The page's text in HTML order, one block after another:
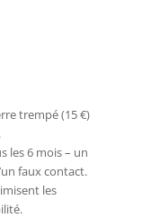
trempé (15 €)
les 6 mois – un
faux contact.
les